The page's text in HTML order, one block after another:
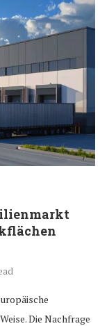
Die Nachfrage